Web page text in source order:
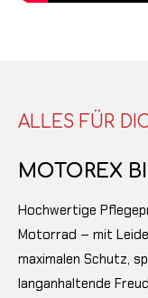
ALLES FÜR
MOTOREX
Hochwertige
Motorrad – mit
maximalen Schutz,
langanhaltende